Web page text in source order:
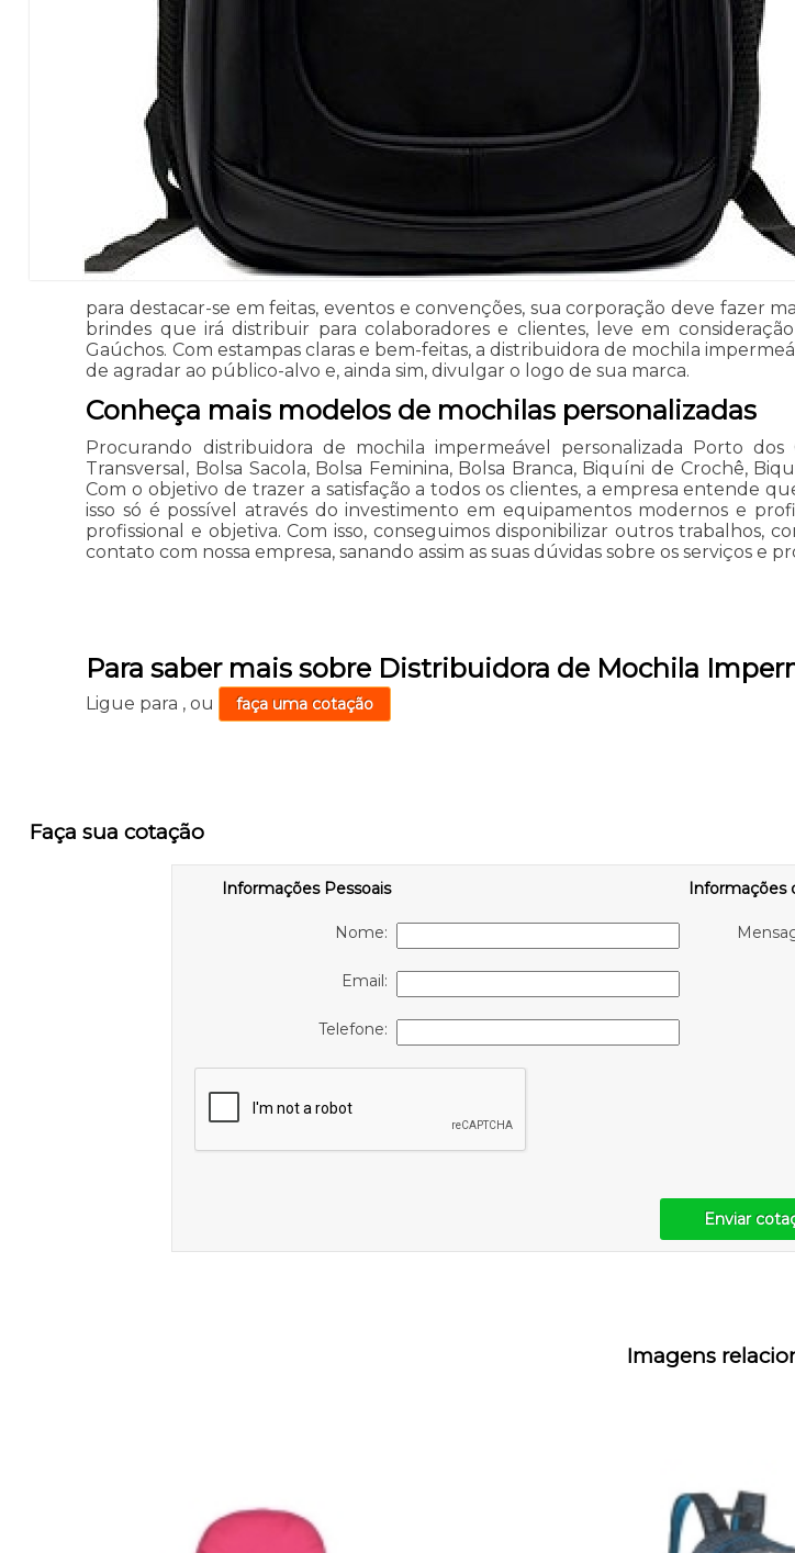
para destacar-se em feitas, eventos e convenções, sua corporação deve fazer
brindes que irá distribuir para colaboradores e clientes, leve em
Gaúchos. Com estampas claras e bem-feitas, a distribuidora de mochila
de agradar ao público-alvo e, ainda sim, divulgar o logo de sua marca.
Conheça mais modelos de mochilas personalizadas
Procurando distribuidora de mochila impermeável personalizada Porto
Transversal, Bolsa Sacola, Bolsa Feminina, Bolsa Branca, Biquíni de Crochê,
Com o objetivo de trazer a satisfação a todos os clientes, a empresa entende
isso só é possível através do investimento em equipamentos modernos e
profissional e objetiva. Com isso, conseguimos disponibilizar outros trabalhos,
contato com nossa empresa, sanando assim as suas dúvidas sobre os serviços
Para saber mais sobre Distribuidora de Mochila
Ligue para ,ou faça uma cotação
Faça sua cotação
Informações Pessoais
Nome:
Email:
Telefone:
Informações
Enviar
Imagens